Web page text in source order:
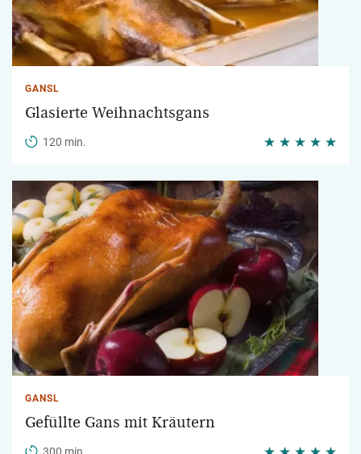
GANSL
Glasierte Weihnachtsgans
120 min.
GANSL
Gefüllte Gans mit Kräutern